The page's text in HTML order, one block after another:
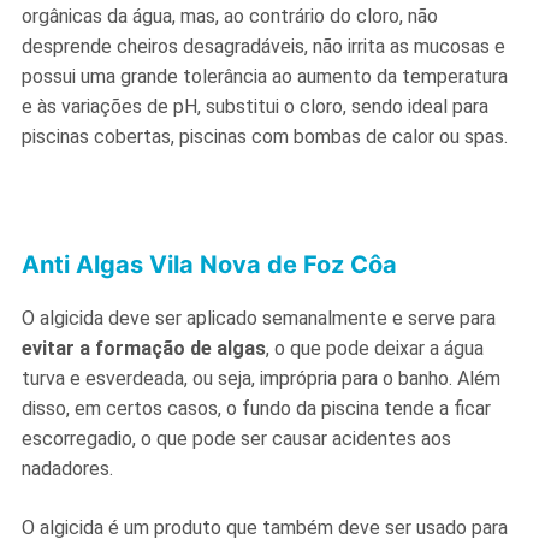
orgânicas da água, mas, ao contrário do cloro, não
desprende cheiros desagradáveis, não irrita as mucosas e
possui uma grande tolerância ao aumento da temperatura
e às variações de pH, substitui o cloro, sendo ideal para
piscinas cobertas, piscinas com bombas de calor ou spas.
Anti Algas Vila Nova de Foz Côa
O algicida deve ser aplicado semanalmente e serve para
evitar a formação de algas, o que pode deixar a água
turva e esverdeada, ou seja, imprópria para o banho. Além
disso, em certos casos, o fundo da piscina tende a ficar
escorregadio, o que pode ser causar acidentes aos
nadadores.
O algicida é um produto que também deve ser usado para